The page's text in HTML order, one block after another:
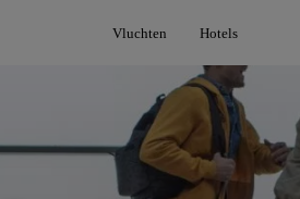
Vluchten Hotels